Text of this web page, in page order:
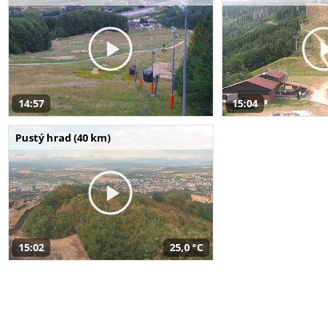
14:57 15:04
Pustý hrad (40 km)
15:02 25,0 °C